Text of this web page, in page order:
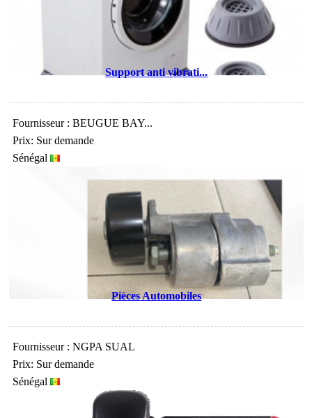
Support anti vibrati...
Fournisseur : BEUGUE BAY...
Prix: Sur demande
Sénégal
Pièces Automobiles
Fournisseur : NGPA SUAL
Prix: Sur demande
Sénégal